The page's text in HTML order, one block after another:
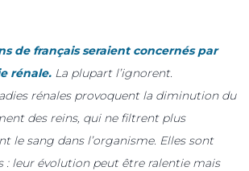
de français seraient concernés par
rénale. La plupart l’ignorent.
rénales provoquent la diminution du
des reins, qui ne filtrent plus
le sang dans l’organisme. Elles sont
: leur évolution peut être ralentie mais